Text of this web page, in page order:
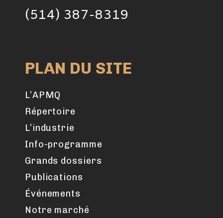
(514) 387-8319
PLAN DU SITE
L’APMQ
Répertoire
L’industrie
Info-programme
Grands dossiers
Publications
Événements
Notre marché